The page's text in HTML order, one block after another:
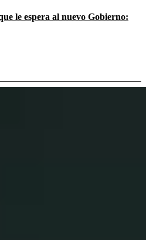
le espera al nuevo Gobierno: